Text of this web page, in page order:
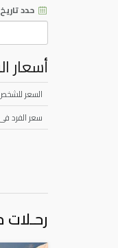
حدد تاريخ
أسعار
السعر
سعر الفرد